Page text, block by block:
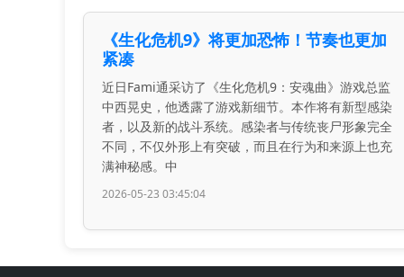
《生化危机9》将更加恐怖！节奏也更加
紧凑
近日Fami通采访了《生化危机9：安魂曲》游戏总监
中西晃史，他透露了游戏新细节。本作将有新型感染
者，以及新的战斗系统。感染者与传统丧尸形象完全
不同，不仅外形上有突破，而且在行为和来源上也充
满神秘感。中
2026-05-23 03:45:04